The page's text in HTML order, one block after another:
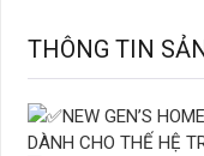
THÔNG TIN
NEW GEN’S
DÀNH CHO THẾ HỆ